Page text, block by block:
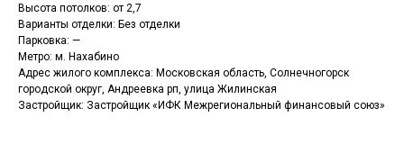
Высота потолков: от 2,7
Варианты отделки: Без отделки
Парковка: —
Метро: м. Нахабино
Адрес жилого комплекса: Московская область, Солнечногорск
городской округ, Андреевка рп, улица Жилинская
Застройщик: Застройщик «ИФК Межрегиональный финансовый союз»